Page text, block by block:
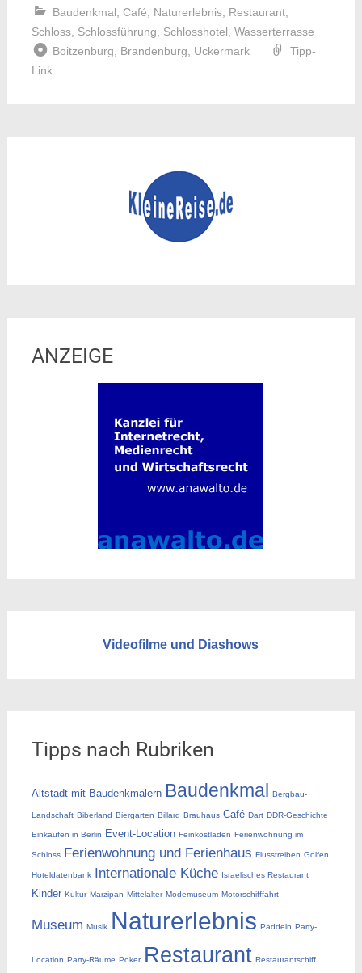
Baudenkmal Café Naturerlebnis, Restaurant,
Schloss, Schlossführung Schlosshotel Wasserterrasse
Boitzenburg
Brandenburg Uckermark
Tipp-
Link
ANZEIGE
Videofilme und Diashows
Tipps nach Rubriken
Altstadt mit Baudenkmälern Baudenkmal Bergbau-
Landschaft Biberland Biergarten Billard Brauhaus Café Dart DDR-Geschichte
Einkaufen in Berlin Event-Location Feinkostladen Ferienwohnung im
Schloss Ferienwohnung und Ferienhaus Flusstreiben Golfen
Hoteldatenbank Internationale Küche Israelisches Restaurant
Kinder Kultur Marzipan Mittelalter Modemuseum Motorschifffahrt
Museum Musik Naturerlebnis Paddeln Party-
Location Party-Räume Poker Restaurant Restaurantschiff